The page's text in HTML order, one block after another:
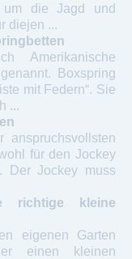
die Jagd und
diejen ...
Amerikanische
Boxspring
mit Federn“. Sie
...
anspruchsvollsten
für den Jockey
Der Jockey muss
richtige kleine
eigenen Garten
einen kleinen